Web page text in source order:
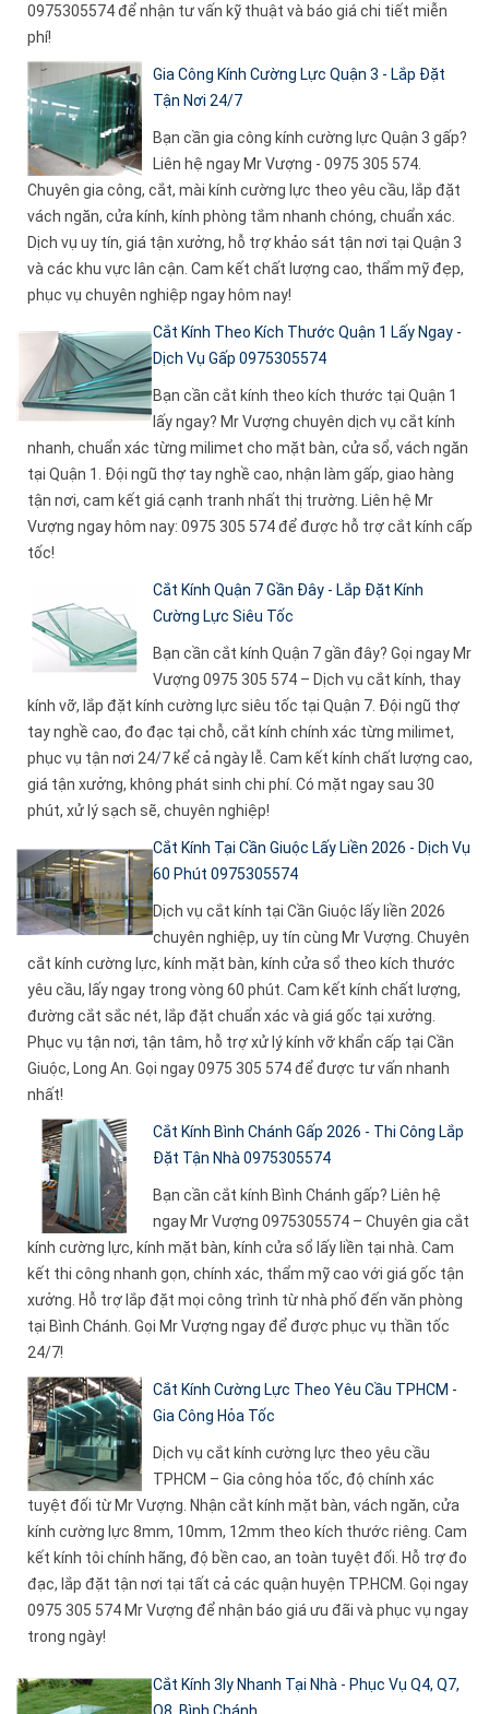
0975305574 để nhận tư vấn kỹ thuật và báo giá chi tiết miễn
phí!
Gia Công Kính Cường Lực Quận 3 - Lắp Đặt
Tận Nơi 24/7
Bạn cần gia công kính cường lực Quận 3 gấp?
Liên hệ ngay Mr Vượng - 0975 305 574.
Chuyên gia công, cắt, mài kính cường lực theo yêu cầu, lắp đặt
vách ngăn, cửa kính, kính phòng tắm nhanh chóng, chuẩn xác.
Dịch vụ uy tín, giá tận xưởng, hỗ trợ khảo sát tận nơi tại Quận 3
và các khu vực lân cận. Cam kết chất lượng cao, thẩm mỹ đẹp,
phục vụ chuyên nghiệp ngay hôm nay!
Cắt Kính Theo Kích Thước Quận 1 Lấy Ngay -
Dịch Vụ Gấp 0975305574
Bạn cần cắt kính theo kích thước tại Quận 1
lấy ngay? Mr Vượng chuyên dịch vụ cắt kính
nhanh, chuẩn xác từng milimet cho mặt bàn, cửa sổ, vách ngăn
tại Quận 1. Đội ngũ thợ tay nghề cao, nhận làm gấp, giao hàng
tận nơi, cam kết giá cạnh tranh nhất thị trường. Liên hệ Mr
Vượng ngay hôm nay: 0975 305 574 để được hỗ trợ cắt kính cấp
tốc!
Cắt Kính Quận 7 Gần Đây - Lắp Đặt Kính
Cường Lực Siêu Tốc
Bạn cần cắt kính Quận 7 gần đây? Gọi ngay Mr
Vượng 0975 305 574 – Dịch vụ cắt kính, thay
kính vỡ, lắp đặt kính cường lực siêu tốc tại Quận 7. Đội ngũ thợ
tay nghề cao, đo đạc tại chỗ, cắt kính chính xác từng milimet,
phục vụ tận nơi 24/7 kể cả ngày lễ. Cam kết kính chất lượng cao,
giá tận xưởng, không phát sinh chi phí. Có mặt ngay sau 30
phút, xử lý sạch sẽ, chuyên nghiệp!
Cắt Kính Tại Cần Giuộc Lấy Liền 2026 - Dịch Vụ
60 Phút 0975305574
Dịch vụ cắt kính tại Cần Giuộc lấy liền 2026
chuyên nghiệp, uy tín cùng Mr Vượng. Chuyên
cắt kính cường lực, kính mặt bàn, kính cửa sổ theo kích thước
yêu cầu, lấy ngay trong vòng 60 phút. Cam kết kính chất lượng,
đường cắt sắc nét, lắp đặt chuẩn xác và giá gốc tại xưởng.
Phục vụ tận nơi, tận tâm, hỗ trợ xử lý kính vỡ khẩn cấp tại Cần
Giuộc, Long An. Gọi ngay 0975 305 574 để được tư vấn nhanh
nhất!
Cắt Kính Bình Chánh Gấp 2026 - Thi Công Lắp
Đặt Tận Nhà 0975305574
Bạn cần cắt kính Bình Chánh gấp? Liên hệ
ngay Mr Vượng 0975305574 – Chuyên gia cắt
kính cường lực, kính mặt bàn, kính cửa sổ lấy liền tại nhà. Cam
kết thi công nhanh gọn, chính xác, thẩm mỹ cao với giá gốc tận
xưởng. Hỗ trợ lắp đặt mọi công trình từ nhà phố đến văn phòng
tại Bình Chánh. Gọi Mr Vượng ngay để được phục vụ thần tốc
24/7!
Cắt Kính Cường Lực Theo Yêu Cầu TPHCM -
Gia Công Hỏa Tốc
Dịch vụ cắt kính cường lực theo yêu cầu
TPHCM – Gia công hỏa tốc, độ chính xác
tuyệt đối từ Mr Vượng. Nhận cắt kính mặt bàn, vách ngăn, cửa
kính cường lực 8mm, 10mm, 12mm theo kích thước riêng. Cam
kết kính tôi chính hãng, độ bền cao, an toàn tuyệt đối. Hỗ trợ đo
đạc, lắp đặt tận nơi tại tất cả các quận huyện TP.HCM. Gọi ngay
0975 305 574 Mr Vượng để nhận báo giá ưu đãi và phục vụ ngay
trong ngày!
Cắt Kính 3ly Nhanh Tại Nhà - Phục Vụ Q4, Q7,
Q8, Bình Chánh